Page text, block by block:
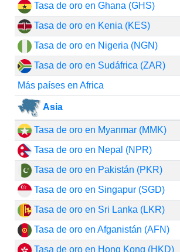
Tasa de oro en Ghana (GHS)
Tasa de oro en Kenia (KES)
Tasa de oro en Nigeria (NGN)
Tasa de oro en Sudáfrica (ZAR)
Más países en Africa
Asia
Tasa de oro en Myanmar (MMK)
Tasa de oro en Nepal (NPR)
Tasa de oro en Pakistán (PKR)
Tasa de oro en Singapur (SGD)
Tasa de oro en Sri Lanka (LKR)
Tasa de oro en Afganistán (AFN)
Tasa de oro en Hong Kong (HKD)